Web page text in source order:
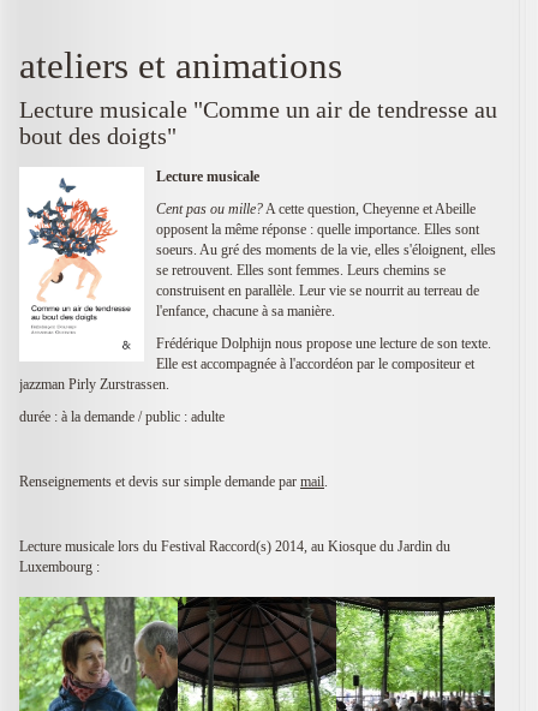
ateliers et animations
Lecture musicale "Comme un air de tendresse au
bout des doigts"
Lecture musicale
Cent pas ou mille?A cette question, Cheyenne et Abeille
opposent la même réponse : quelle importance. Elles sont
soeurs. Au gré des moments de la vie, elles s'éloignent, elles
se retrouvent. Elles sont femmes. Leurs chemins se
construisent en parallèle. Leur vie se nourrit au terreau de
l'enfance, chacune à sa manière.
Frédérique Dolphijn nous propose une lecture de son texte.
Elle est accompagnée à l'accordéon par le compositeur et
jazzman Pirly Zurstrassen.
durée : à la demande / public : adulte
Renseignements et devis sur simple demande par mail.
Lecture musicale lors du Festival Raccord(s) 2014, au Kiosque du Jardin du
Luxembourg :